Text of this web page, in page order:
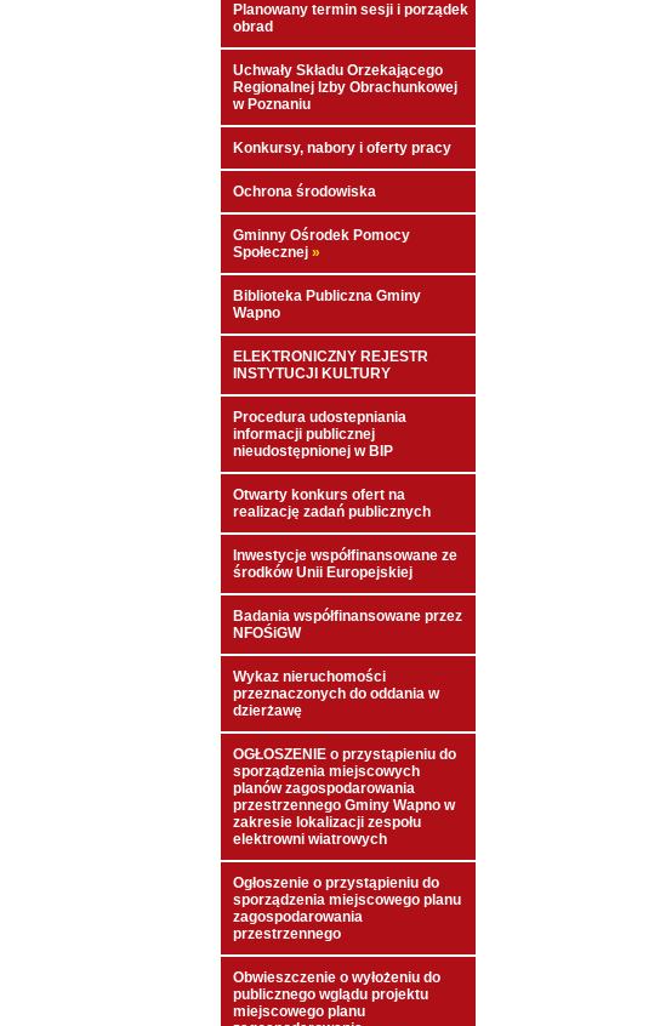
Planowany termin sesji i porządek
obrad
Uchwały Składu Orzekającego
Regionalnej Izby Obrachunkowej
w Poznaniu
Konkursy, nabory i oferty pracy
Ochrona środowiska
Gminny Ośrodek Pomocy
Społecznej »
Biblioteka Publiczna Gminy
Wapno
ELEKTRONICZNY REJESTR
INSTYTUCJI KULTURY
Procedura udostepniania
informacji publicznej
nieudostępnionej w BIP
Otwarty konkurs ofert na
realizację zadań publicznych
Inwestycje współfinansowane ze
środków Unii Europejskiej
Badania współfinansowane przez
NFOŚiGW
Wykaz nieruchomości
przeznaczonych do oddania w
dzierżawę
OGŁOSZENIE o przystąpieniu do
sporządzenia miejscowych
planów zagospodarowania
przestrzennego Gminy Wapno w
zakresie lokalizacji zespołu
elektrowni wiatrowych
Ogłoszenie o przystąpieniu do
sporządzenia miejscowego planu
zagospodarowania
przestrzennego
Obwieszczenie o wyłożeniu do
publicznego wglądu projektu
miejscowego planu